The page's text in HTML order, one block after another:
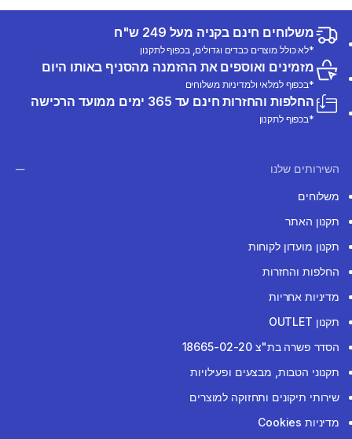
משלוחים חינם בקניה מעל 249 ש"ח
*לא כולל מוצרים כבדים וגדולים, בכפוף לתקנון
מזמינים ואוספים את ההזמנה מהסניף באותו היום
*בכפוף למלאי ולמדיניות משלוחים
החלפות והחזרות חינם עד 365 ימים ממועד הרכישה
*בכפוף לתקנון
השירותים שלנו
משלוחים
תקנון האתר
תקנון מועדון לקוחות
החלפות והחזרות
מדיניות אחריות
תקנון OUTLET
הסדר פשרה בת"צ 18665-02-20
תקנוני הטבות, מבצעים ופעילויות
שירותי תיקונים ותחזוקה למוצרים
מדיניות Cookies